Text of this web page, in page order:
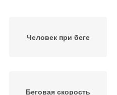
Человек при беге
Беговая скорость